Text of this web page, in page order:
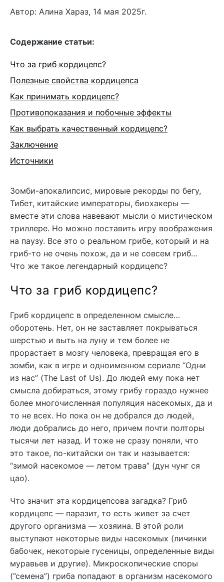
Автор: Алина Хараз, 14 мая 2025г.
Cодержание статьи:
Что за гриб кордицепс?
Полезные свойства кордицепса
Как принимать кордицепс?
Противопоказания и побочные эффекты
Как выбрать качественный кордицепс?
Заключение
Источники
Зомби-апокалипсис, мировые рекорды по бегу,
Тибет, китайские императоры, биохакеры —
вместе эти слова навевают мысли о мистическом
триллере. Но можно поставить игру воображения
на паузу. Все это о реальном грибе, который и на
гриб-то не очень похож, да и не совсем гриб…
Что же такое легендарный кордицепс?
Что за гриб кордицепс?
Гриб кордицепс в определенном смысле…
оборотень. Нет, он не заставляет покрываться
шерстью и выть на луну и тем более не
прорастает в мозгу человека, превращая его в
зомби, как в игре и одноименном сериале “Одни
из нас” (The Last of Us). До людей ему пока нет
смысла добираться, этому грибу гораздо нужнее
более многочисленная популяция насекомых, да и
то не всех. Но пока он не добрался до людей,
люди добрались до него, причем почти полторы
тысячи лет назад. И тоже не сразу поняли, что
это такое, по-китайски он так и называется:
“зимой насекомое — летом трава” (дун чунг ся
цао).
Что значит эта кордицепсова загадка? Гриб
кордицепс — паразит, то есть живет за счет
другого организма — хозяина. В этой роли
выступают некоторые виды насекомых (личинки
бабочек, некоторые гусеницы, определенные виды
муравьев и другие). Микроскопические споры
(”семена”) гриба попадают в организм насекомого